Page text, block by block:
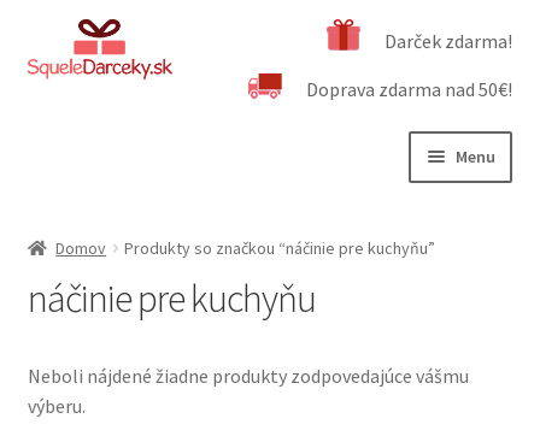
Preskočiť
na
Preskočiť
na
Darček zdarma!
Doprava zdarma nad 50€!
Menu
Dôležité informácie
Kontakt
Domov Produkty so značkou “náčinie pre kuchyňu”
náčinie pre kuchyňu
Neboli nájdené žiadne produkty zodpovedajúce vášmu
výberu.